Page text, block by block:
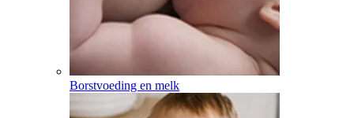
Borstvoeding en melk